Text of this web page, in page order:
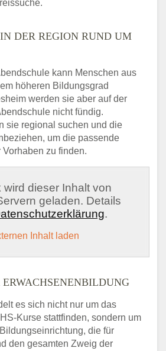
DER REGION RUND UM
kann Menschen aus
höheren Bildungsgrad
werden sie aber auf der
nicht fündig.
sie regional suchen und die
um die passende
zu finden.
wird dieser Inhalt von
geladen. Details
.
Inhalt laden
es sich nicht nur um das
Kurse stattfinden, sondern um
die für
den gesamten Zweig der